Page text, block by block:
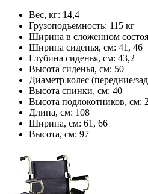
Вес, кг: 14,4
Грузоподъемность: 115 кг
Ширина в сложенном
Ширина сиденья, см: 41, 46
Глубина сиденья, см: 43,2
Высота сиденья, см: 50
Диаметр колес (передние/
Высота спинки, см: 40
Высота подлокотников, см:
Длина, см: 108
Ширина, см: 61, 66
Высота, см: 97